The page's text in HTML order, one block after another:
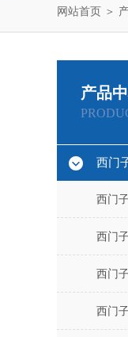
网站首页 ＞
产品
西门
西门
西门
西门
西门